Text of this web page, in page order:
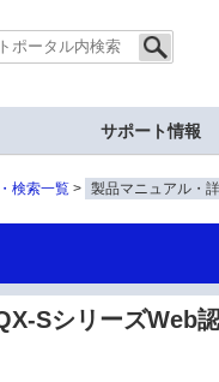
サポート情報
検索一覧 製品マニュアル・
SシリーズWeb